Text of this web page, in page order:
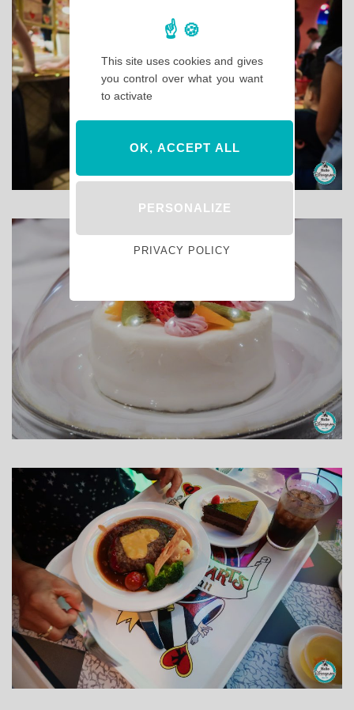
This site uses cookies and gives
you control over what you want
to activate
OK, ACCEPT ALL
PERSONALIZE
PRIVACY POLICY